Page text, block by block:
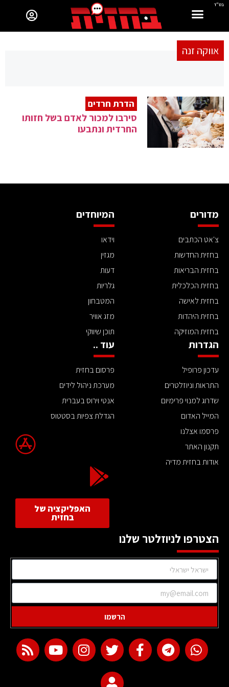
בס"ד
אווקה זנה
הדרת חרדים
סירבו למכור לאדם בשל חזותו
החרדית ונתבעו
מדורים
צ'אט הכתבים
בחזית החדשות
בחזית הבריאות
בחזית הכלכלית
בחזית לאישה
בחזית היהדות
בחזית המוזיקה
המיוחדים
וידאו
מגזין
דעות
גלריות
המטבחון
מזג אוויר
תוכן שיווקי
הגדרות
עדכון פרופיל
התראות וניוזלטרים
שדרוג למנוי פרימיום
המייל האדום
פרסמו אצלנו
תקנון האתר
אודות בחזית מדיה
עוד ..
פרסום בחזית
מערכת ניהול לידים
אנטי וירוס בעברית
הגדלת צפיות בסטטוס
האפליקציה של
בחזית
הצטרפו לניוזלטר שלנו
הרשמו